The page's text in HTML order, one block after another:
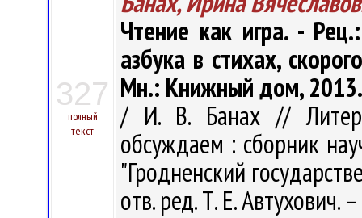
327
полный
текст
Чтение как игра. -
азбука в стихах,
Мн.: Книжный дом,
/ И. В. Банах //
обсуждаем : сборник
"Гродненский
отв. ред. Т. Е.